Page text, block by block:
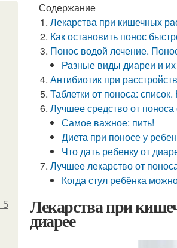
5
Содержание
Лекарства при кишечных
Как остановить понос
Понос водой лечение.
Разные виды диареи и их
Антибиотик при
Таблетки от поноса:
Лучшее средство от
Самое важное: пить!
Диета при поносе у
Что дать ребенку от
Лучшее лекарство от
Когда стул ребёнка
Лекарства при
диарее